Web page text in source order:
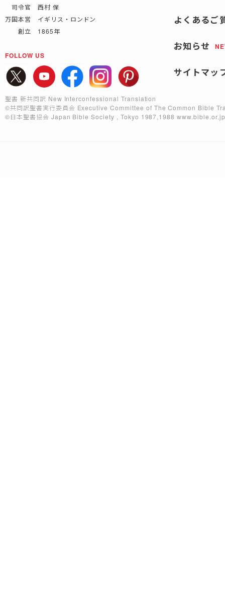
司令官 西村 保
万国本営 イギリス・ロンドン
創立 1865年
FOLLOW US
よくあるご
お知らせ
サイトマッ
聖書 新共同訳 New Interconfessional Translation
©共同訳聖書実行委員会 Executive Committee of The Common Bible
©日本聖書協会 Japan Bible Society , Tokyo 1987,1988www.bible.or.jp